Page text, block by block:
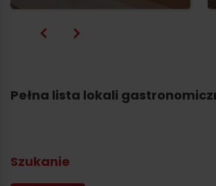
Pełna lista lokali
Szukanie